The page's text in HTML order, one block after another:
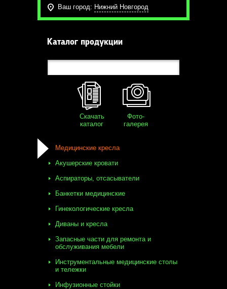
Ваш город: Нижний Новгород
Каталог продукции
Скачать
каталог
Фото-
галерея
Медицинские кресла
Акушерские кровати
Аспираторы, отсасыватели
Банкетки медицинские
Гинекологические кресла
Диваны и кресла
Запасные части для ремонта и
обслуживания мебели
Инструментальные медицинские столы
и тележки
Инфузионные стойки